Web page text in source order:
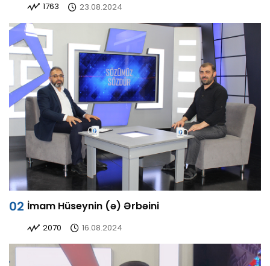
1763 23.08.2024
İmam Hüseynin (ə) Ərbəini
2070 16.08.2024